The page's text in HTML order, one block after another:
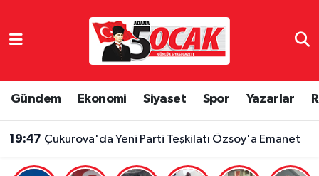
Gündem Ekonomi Siyaset Spor Yazarlar
19:47 Çukurova'da Yeni Parti Teşkilatı Özsoy'a Emanet
Dünya
Adana Nöbetçi Eczaneler
Adana Trafik Yoğunluk Haritası